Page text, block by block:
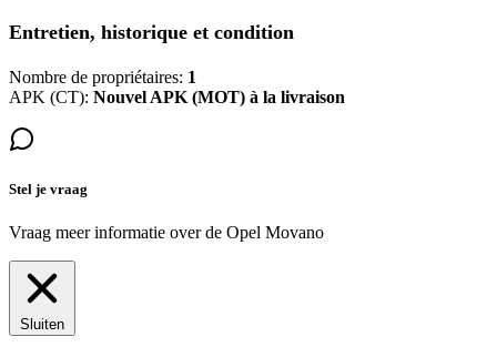
Entretien, historique et condition
Nombre de propriétaires: 1
APK (CT): Nouvel APK (MOT) à la livraison
Stel je vraag
Vraag meer informatie over de Opel Movano
Sluiten